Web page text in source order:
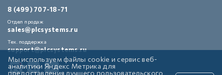
8 (499) 707-18-71
Отдел продаж
sales@plcsystems.ru
Тех. поддержка
support@plcsystems.ru
Мы используем файлы cookie и сервис веб-
аналитики Яндекс Метрика для
предоставления лучшего пользовательского